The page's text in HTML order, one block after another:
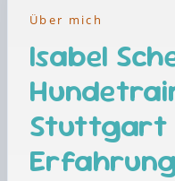
Über mich
Isabel
Stuttgart